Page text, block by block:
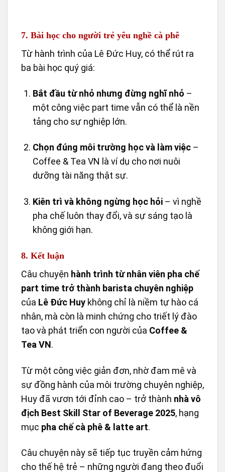
7. Bài học cho người trẻ yêu nghề cà phê
Từ hành trình của Lê Đức Huy, có thể rút ra
ba bài học quý giá:
Bắt đầu từ nhỏ nhưng đừng nghĩ nhỏ –
một công việc part time vẫn có thể là nền
tảng cho sự nghiệp lớn.
Chọn đúng môi trường học và làm việc –
Coffee & Tea VN là ví dụ cho nơi nuôi
dưỡng tài năng thật sự.
Kiên trì và không ngừng học hỏi – vì nghề
pha chế luôn thay đổi, và sự sáng tạo là
không giới hạn.
8. Kết luận
Câu chuyện hành trình từ nhân viên pha chế
part time trở thành barista chuyên nghiệp
của Lê Đức Huy không chỉ là niềm tự hào cá
nhân, mà còn là minh chứng cho triết lý đào
tạo và phát triển con người của Coffee &
Tea VN.
Từ một công việc giản đơn, nhờ đam mê và
sự đồng hành của môi trường chuyên nghiệp,
Huy đã vươn tới đỉnh cao – trở thành nhà vô
địch Best Skill Star of Beverage 2025, hạng
mục pha chế cà phê & latte art.
Câu chuyện này sẽ tiếp tục truyền cảm hứng
cho thế hệ trẻ – những người đang theo đuổi